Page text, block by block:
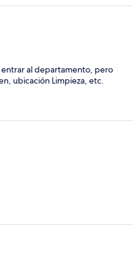
al departamento, pero
ubicación Limpieza, etc.